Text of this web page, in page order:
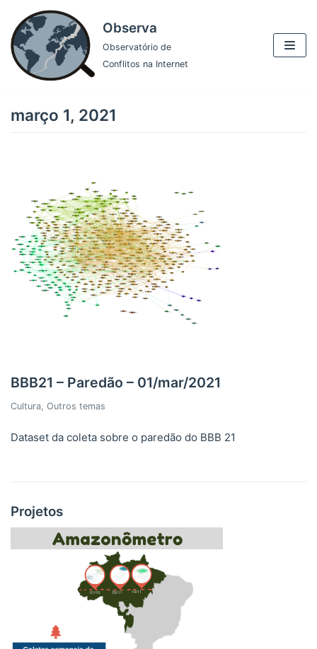
Pular
para
o
conteúdo
Observa
Observatório de
Conflitos na Internet
março 1, 2021
BBB21 – Paredão – 01/mar/2021
Cultura, Outros temas
Dataset da coleta sobre o paredão do BBB 21
Projetos